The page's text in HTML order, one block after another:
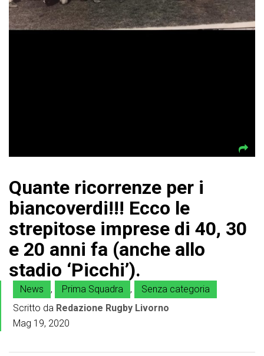
Quante ricorrenze per i
biancoverdi!!! Ecco le
strepitose imprese di 40, 30
e 20 anni fa (anche allo
stadio ‘Picchi’).
News , Prima Squadra ,
Senza categoria
Scritto da Redazione Rugby Livorno
Mag 19, 2020